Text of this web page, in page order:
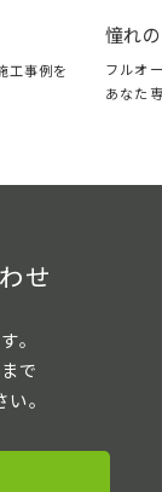
工事例を
憧れ
フルオ
あなた
せ
。
で
。